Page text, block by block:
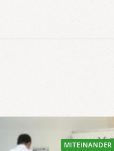
MITEINANDER